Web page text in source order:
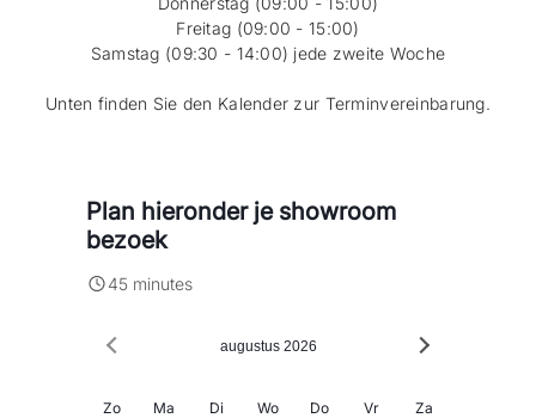
Freitag (09:00 - 15:00)
Samstag (09:30 - 14:00) jede zweite Woche
Unten finden Sie den Kalender zur Terminvereinbarung.
Plan hieronder je showroom
bezoek
45 minutes
augustus 2026
Zo Ma Di Wo Do Vr Za